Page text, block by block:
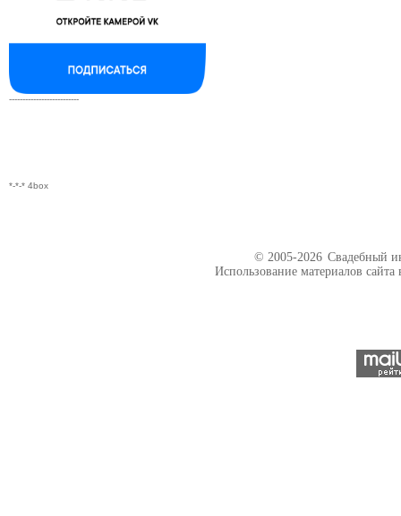
--------------------------
*-*-* 4box
© 2005-2026 Свадебный
Использование материалов